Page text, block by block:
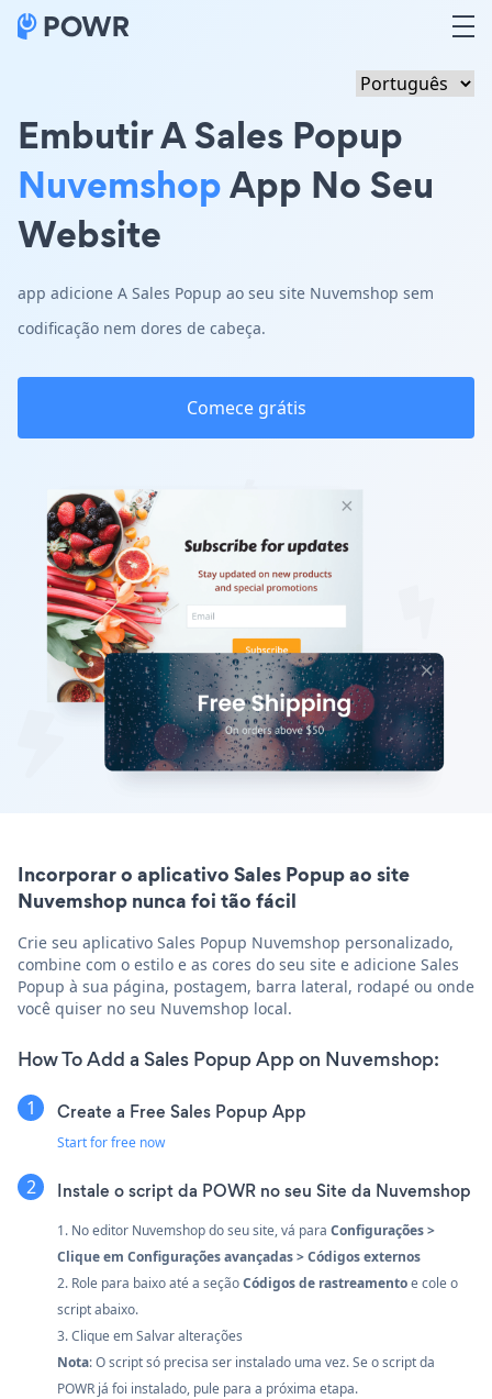
Embutir A Sales Popup
NuvemshopApp No Seu
Website
app adicione A Sales Popup ao seu site Nuvemshop sem
codificação nem dores de cabeça.
Comece grátis
Incorporar o aplicativo Sales Popup ao site
Nuvemshop nunca foi tão fácil
Crie seu aplicativo Sales Popup Nuvemshop personalizado,
combine com o estilo e as cores do seu site e adicione Sales
Popup à sua página, postagem, barra lateral, rodapé ou onde
você quiser no seu Nuvemshop local.
How To Add a Sales Popup App on Nuvemshop:
Create a Free Sales Popup App
Start for free now
Instale o script da POWR no seu Site da Nuvemshop
1. No editor Nuvemshop do seu site, vá para Configurações >
Clique em Configurações avançadas > Códigos externos
2. Role para baixo até a seçãoCódigos de rastreamentoe cole o
script abaixo.
3. Clique em Salvar alterações
Nota: O script só precisa ser instalado uma vez. Se o script da
POWR já foi instalado, pule para a próxima etapa.